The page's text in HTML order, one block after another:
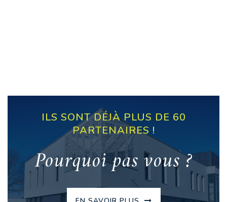
ILS SONT DÉJÀ PLUS DE 60
PARTENAIRES !
Pourquoi pas vous ?